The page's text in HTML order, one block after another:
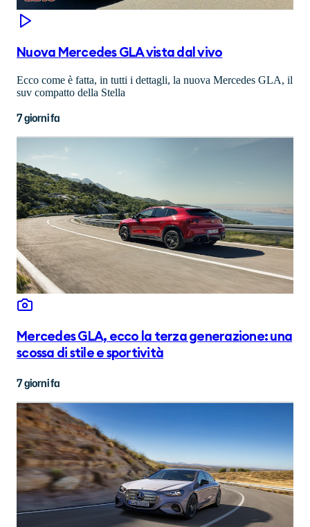
Nuova Mercedes GLA vista dal vivo
Ecco come è fatta, in tutti i dettagli, la nuova Mercedes GLA, il
suv compatto della Stella
7 giorni fa
Mercedes GLA, ecco la terza generazione: una
scossa di stile e sportività
7 giorni fa